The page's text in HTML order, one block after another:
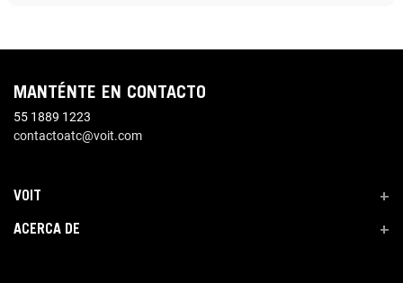
MANTÉNTE EN CONTACTO
55 1889 1223
contactoatc@voit.com
VOIT +
ACERCA DE +